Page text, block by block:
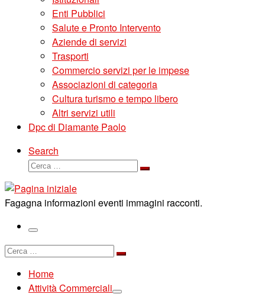
Enti Pubblici
Salute e Pronto Intervento
Aziende di servizi
Trasporti
Commercio servizi per le impese
Associazioni di categoria
Cultura turismo e tempo libero
Altri servizi utili
Dpc di Diamante Paolo
Search
Cerca
Cerca
Fagagna informazioni eventi immagini racconti.
Menu
Cerca
Cerca
Home
Attività Commerciali